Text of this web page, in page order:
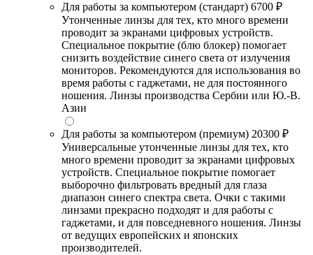
Для работы за компьютером (стандарт) 6700 ₽
Утонченные линзы для тех, кто много времени
проводит за экранами цифровых устройств.
Специальное покрытие (блю блокер) помогает
снизить воздействие синего света от излучения
мониторов. Рекомендуются для использования во
время работы с гаджетами, не для постоянного
ношения. Линзы производства Сербии или Ю.-В.
Азии
Для работы за компьютером (премиум) 20300 ₽
Универсальные утонченные линзы для тех, кто
много времени проводит за экранами цифровых
устройств. Специальное покрытие помогает
выборочно фильтровать вредный для глаза
диапазон синего спектра света. Очки с такими
линзами прекрасно подходят и для работы с
гаджетами, и для повседневного ношения. Линзы
от ведущих европейских и японских
производителей.